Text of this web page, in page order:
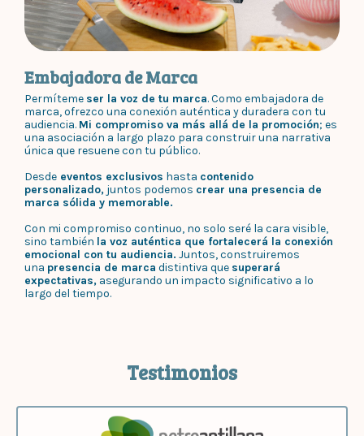
Embajadora de Marca
Permíteme ser la voz de tu marca. Como embajadora de
marca, ofrezco una conexión auténtica y duradera con tu
audiencia. Mi compromiso va más allá de la promoción; es
una asociación a largo plazo para construir una narrativa
única que resuene con tu público.
Desde eventos exclusivos hasta contenido
personalizado, juntos podemos crear una presencia de
marca sólida y memorable.
Con mi compromiso continuo, no solo seré la cara visible,
sino también la voz auténtica que fortalecerá la conexión
emocional con tu audiencia. Juntos, construiremos
una presencia de marca distintiva que superará
expectativas, asegurando un impacto significativo a lo
largo del tiempo.
Testimonios